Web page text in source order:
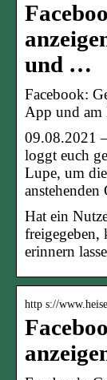
und …
Facebook:
App und am
09.08.2021
loggt euch
Lupe, um
Hat ein
freigegeben,
erinnern
http s://